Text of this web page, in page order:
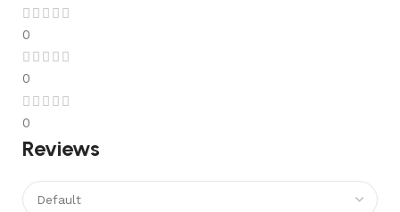
0
0
0
Reviews